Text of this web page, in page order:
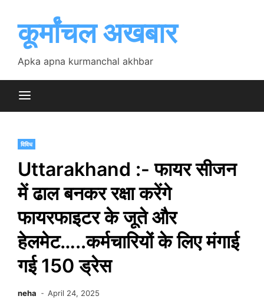
contentकूर्मांचल अखबार
Apka apna kurmanchal akhbar
विविध
Uttarakhand :- फायर सीजन
में ढाल बनकर रक्षा करेंगे
फायरफाइटर के जूते और
हेलमेट…..कर्मचारियों के लिए मंगाई
गई 150 ड्रेस
neha April 24, 2025